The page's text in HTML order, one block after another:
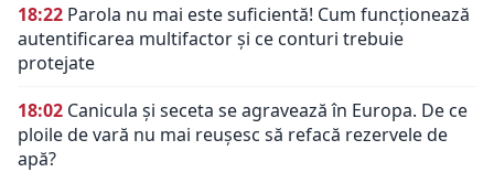
18:22 Parola nu mai este suficientă! Cum funcționează
autentificarea multifactor și ce conturi trebuie
protejate
18:02 Canicula și seceta se agravează în Europa. De ce
ploile de vară nu mai reușesc să refacă rezervele de
apă?